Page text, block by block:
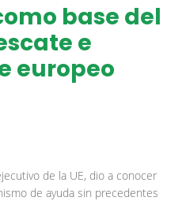
base del
e
europeo
de la UE, dio a conocer
de ayuda sin precedentes